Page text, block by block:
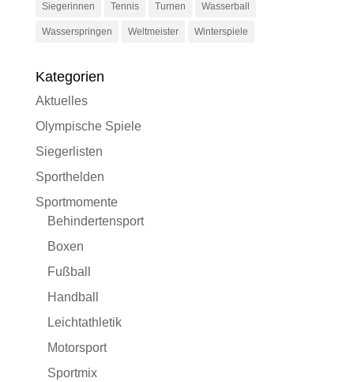
Siegerinnen Tennis Turnen Wasserball
Wasserspringen Weltmeister Winterspiele
Kategorien
Aktuelles
Olympische Spiele
Siegerlisten
Sporthelden
Sportmomente
Behindertensport
Boxen
Fußball
Handball
Leichtathletik
Motorsport
Sportmix